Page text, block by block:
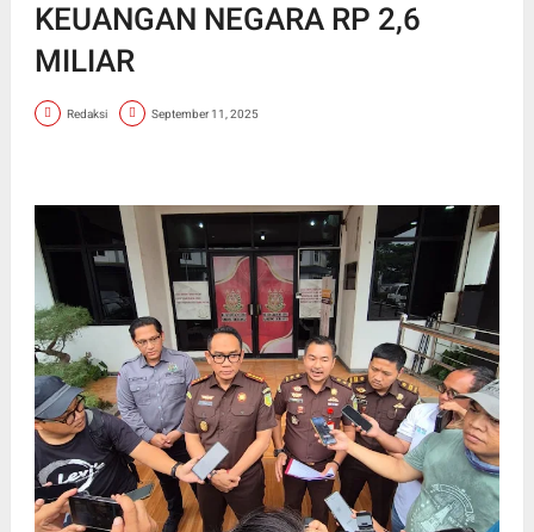
KEUANGAN NEGARA RP 2,6
MILIAR
Redaksi September 11, 2025